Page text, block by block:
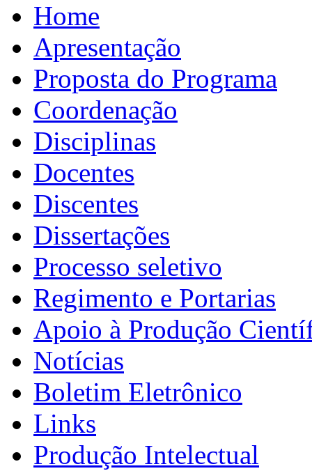
Home
Apresentação
Proposta do Programa
Coordenação
Disciplinas
Docentes
Discentes
Dissertações
Processo seletivo
Regimento e Portarias
Apoio à Produção
Notícias
Boletim Eletrônico
Links
Produção Intelectual